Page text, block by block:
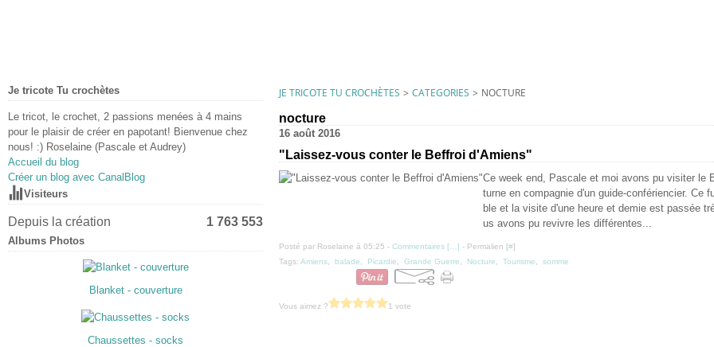
Je tricote Tu crochètes
Le tricot, le crochet, 2 passions menées à 4 mains
pour le plaisir de créer en papotant! Bienvenue chez
nous! :) Roselaine (Pascale et Audrey)
Accueil du blog
Créer un blog avec CanalBlog
Visiteurs
Depuis la création 1 763 553
Albums Photos
Blanket - couverture
Chaussettes - socks
JE TRICOTE TU CROCHÈTES > CATEGORIES > NOCTURE
nocture
16 août 2016
"Laissez-vous conter le Beffroi d'Amiens"
Ce week end, Pascale et moi avons pu visiter le
turne en compagnie d'un guide-confériencier. Ce
ble et la visite d'une heure et demie est passée
us avons pu revivre les différentes...
Posté par Roselaine à 05:25 - Commentaires [ ] - Permalien [#]
Tags: Amiens balade Picardie Grande Guerre Nocture Tourisme somme
Vous aimez ? 1 vote